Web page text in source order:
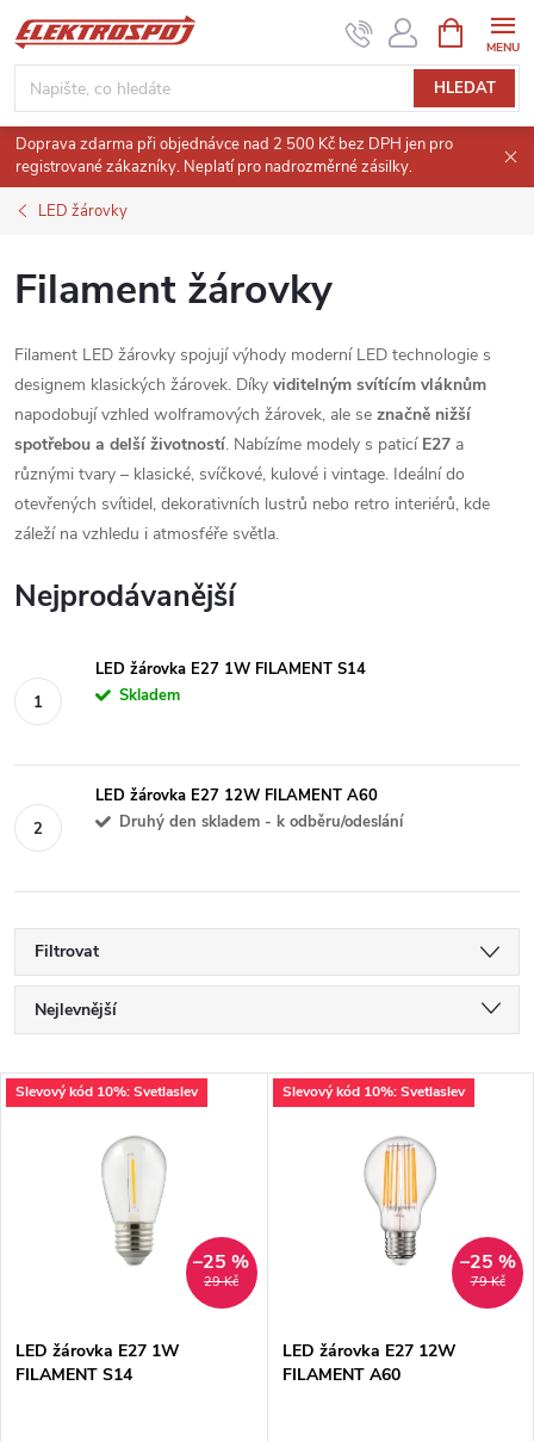
Přejít
na
obsah
HLEDAT
NÁKUPNÍ
KOŠÍK
Doprava zdarma při objednávce nad 2 500 Kč bez DPH jen pro
registrované zákazníky. Neplatí pro nadrozměrné zásilky.
LED žárovky
Filament žárovky
Filament LED žárovky spojují výhody moderní LED technologie s
designem klasických žárovek. Díky viditelným svítícím vláknům
napodobují vzhled wolframových žárovek, ale se značně nižší
spotřebou a delší životností. Nabízíme modely s paticí E27 a
různými tvary – klasické, svíčkové, kulové i vintage. Ideální do
otevřených svítidel, dekorativních lustrů nebo retro interiérů, kde
záleží na vzhledu i atmosféře světla.
Nejprodávanější
LED žárovka E27 1W FILAMENT S14
Skladem
LED žárovka E27 12W FILAMENT A60
Druhý den skladem - k odběru/odeslání
Filtrovat
Ř
a
p
Nejlevnější
Nejprodávanější
Abecedně
V
s
p
Slevový kód 10%: Svetlaslev
29 Kč
–25 %
LED žárovka E27 1W
FILAMENT S14
Slevový kód 10%: Svetlaslev
79 Kč
–25 %
LED žárovka E27 12W
FILAMENT A60